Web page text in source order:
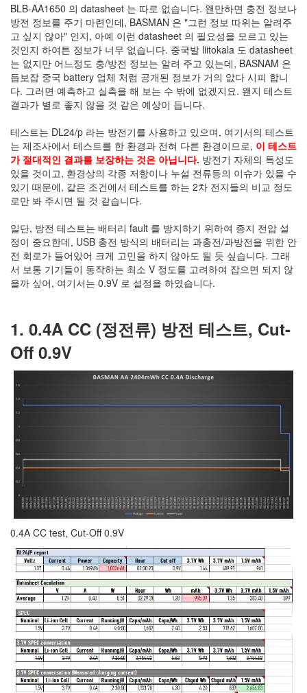
BLB-AA1650 의 datasheet 는 따로 없습니다. 왠만하면 충전 정보나
방전 정보를 주기 마련인데, BASMAN 은 "그런 정보 따위는 알려주
고 싶지 않아" 인지, 아예 이런 datasheet 의 필요성을 모르고 있는
것인지 하여튼 정보가 너무 없습니다. 중국발 liitokala 도 datasheet
는 없지만 어느정도 충/방전 정보는 알려 주고 있는데, BASNAM 은
듭보잡 중국 battery 업체 처럼 공개된 정보가 거의 앖다 시피 합니
다. 그러면 예측하고 실측을 해 보는 수 밖에 없겠지요. 왠지 테스트
결과가 별로 좋지 않을 것 같은 예상이 듭니다.
테스트는 DL24/p 라는 방전기를 사용하고 있으며, 여기서의 테스트
는 제조사에서 테스트를 한 환경과 전혀 다른 환경이므로, 이 테스트
가 절대적인 결과를 보장하는 것은 아닙니다. 방전기 자체의 특성도
있을 것이고, 환경상의 각종 저항이나 누설 전류등의 이슈가 있을 수
있기 때문에, 같은 조건에서 테스트를 하는 2차 전지들의 비교 정도
로만 봐 주시면 될 것 같습니다.
일단, 방전 테스트는 배터리 fault 를 방지하기 위하여 종지 전압 설
정이 중요한데, USB 충전 방식의 배터리는 과충전/과방전을 위한 안
전 회로가 들어있어 크게 고민을 하지 않아도 될 듯 싶습니다. 그래
서 보통 기기들이 동작하는 최소 V 정도를 고려하여 잡으면 되지 않
을까 싶어, 여기서는 0.9V 로 설정을 하였습니다.
1. 0.4A CC (정전류) 방전 테스트, Cut-
Off 0.9V
0.4A CC test, Cut-Off 0.9V
Li-
ion
3800...
by
김
정
균
Daweikala
AA
1.5V
Li-
ion
1280...
by
김
정
균
AA1650
방
전
Liitokala
9V
6F22
충
전
지
방
전...
by
김
정
균
하